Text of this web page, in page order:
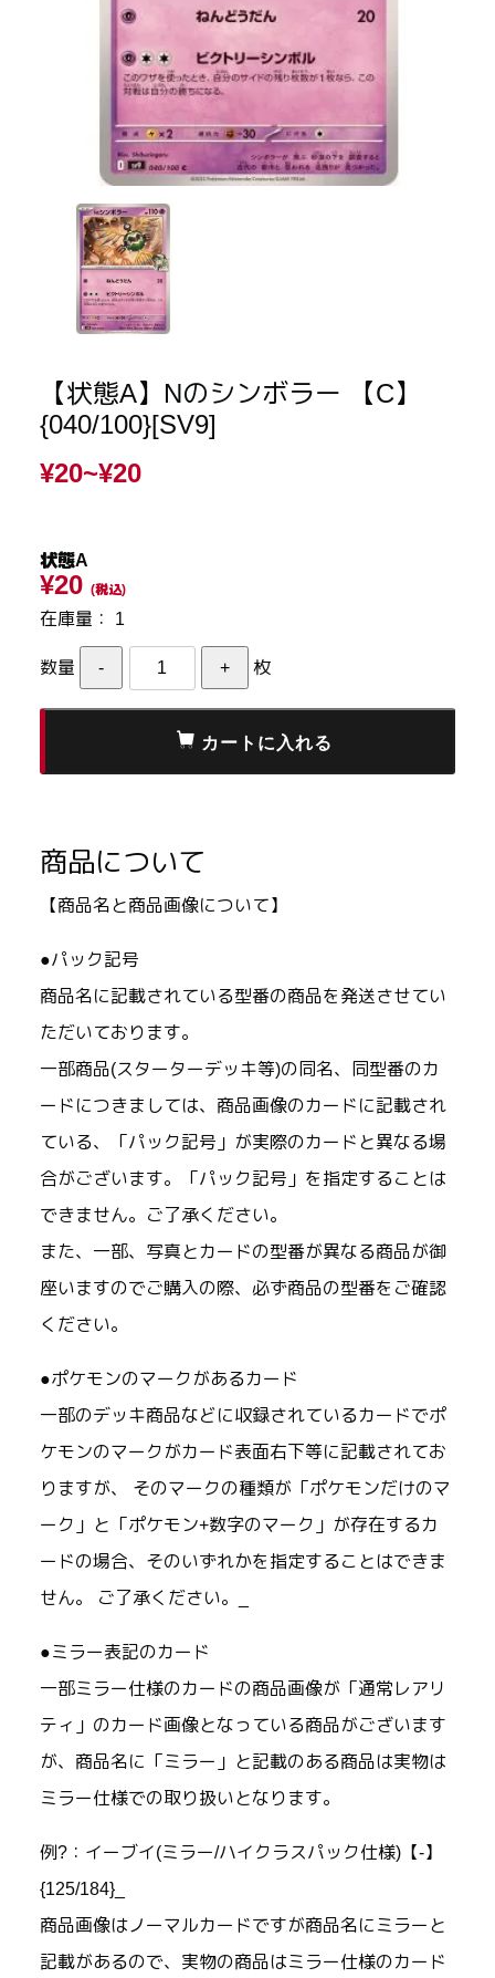
【状態A】Nのシンボラー 【C】
{040/100}[SV9]
¥20~¥20
状態A
¥20 (税込)
在庫量： 1
数量 枚
商品について
【商品名と商品画像について】
●パック記号
商品名に記載されている型番の商品を発送させてい
ただいております。
一部商品(スターターデッキ等)の同名、同型番のカ
ードにつきましては、商品画像のカードに記載され
ている、「パック記号」が実際のカードと異なる場
合がございます。「パック記号」を指定することは
できません。ご了承ください。
また、一部、写真とカードの型番が異なる商品が御
座いますのでご購入の際、必ず商品の型番をご確認
ください。
●ポケモンのマークがあるカード
一部のデッキ商品などに収録されているカードでポ
ケモンのマークがカード表面右下等に記載されてお
りますが、 そのマークの種類が「ポケモンだけのマ
ーク」と「ポケモン+数字のマーク」が存在するカ
ードの場合、そのいずれかを指定することはできま
せん。 ご了承ください。_
●ミラー表記のカード
一部ミラー仕様のカードの商品画像が「通常レアリ
ティ」のカード画像となっている商品がございます
が、商品名に「ミラー」と記載のある商品は実物は
ミラー仕様での取り扱いとなります。
例?：イーブイ(ミラー/ハイクラスパック仕様)【-】
{125/184}_
商品画像はノーマルカードですが商品名にミラーと
記載があるので、実物の商品はミラー仕様のカード